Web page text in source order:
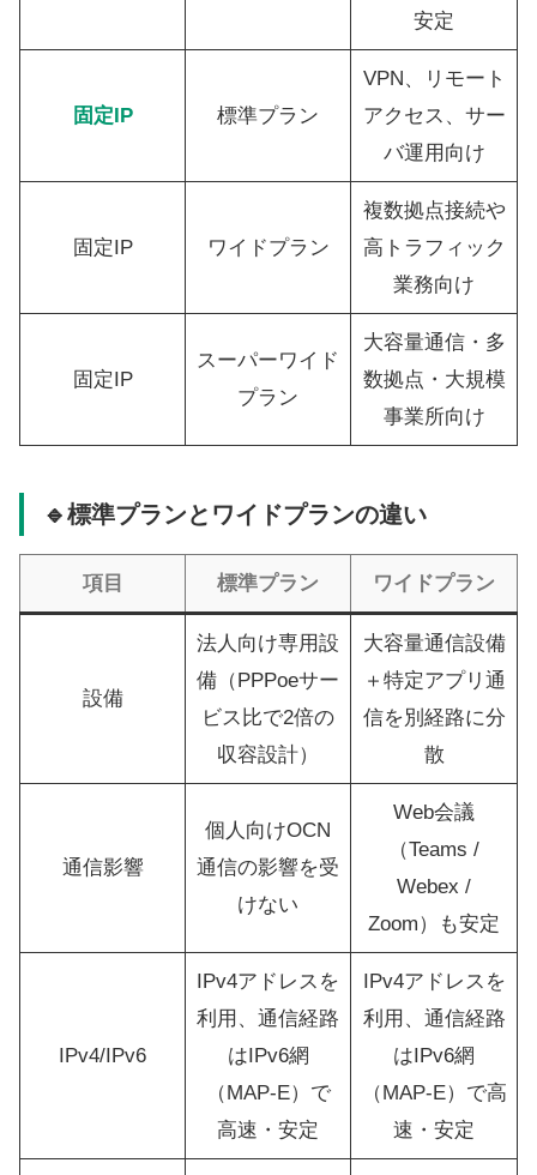
安定
固定IP 標準プラン
VPN、リモート
アクセス、サー
バ運用向け
固定IP ワイドプラン
複数拠点接続や
高トラフィック
業務向け
固定IP
スーパーワイド
プラン
大容量通信・多
数拠点・大規模
事業所向け
🔹標準プランとワイドプランの違い
項目 標準プラン ワイドプラン
設備
法人向け専用設
備（PPPoeサー
ビス比で2倍の
収容設計）
大容量通信設備
＋特定アプリ通
信を別経路に分
散
通信影響
個人向けOCN
通信の影響を受
けない
Web会議
（Teams /
Webex /
Zoom）も安定
IPv4/IPv6
IPv4アドレスを
利用、通信経路
はIPv6網
（MAP-E）で
高速・安定
IPv4アドレスを
利用、通信経路
はIPv6網
（MAP-E）で高
速・安定